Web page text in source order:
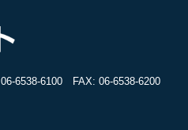
06-6538-6100 FAX: 06-6538-6200